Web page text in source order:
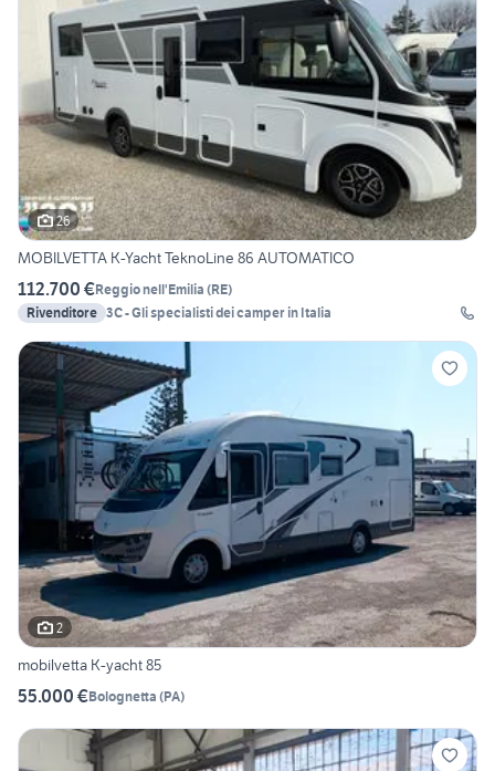
26
MOBILVETTA K-Yacht TeknoLine 86 AUTOMATICO
112.700 €Reggio nell'Emilia (RE)
Rivenditore 3C - Gli specialisti dei camper in Italia
2
mobilvetta K-yacht 85
55.000 €Bolognetta (PA)